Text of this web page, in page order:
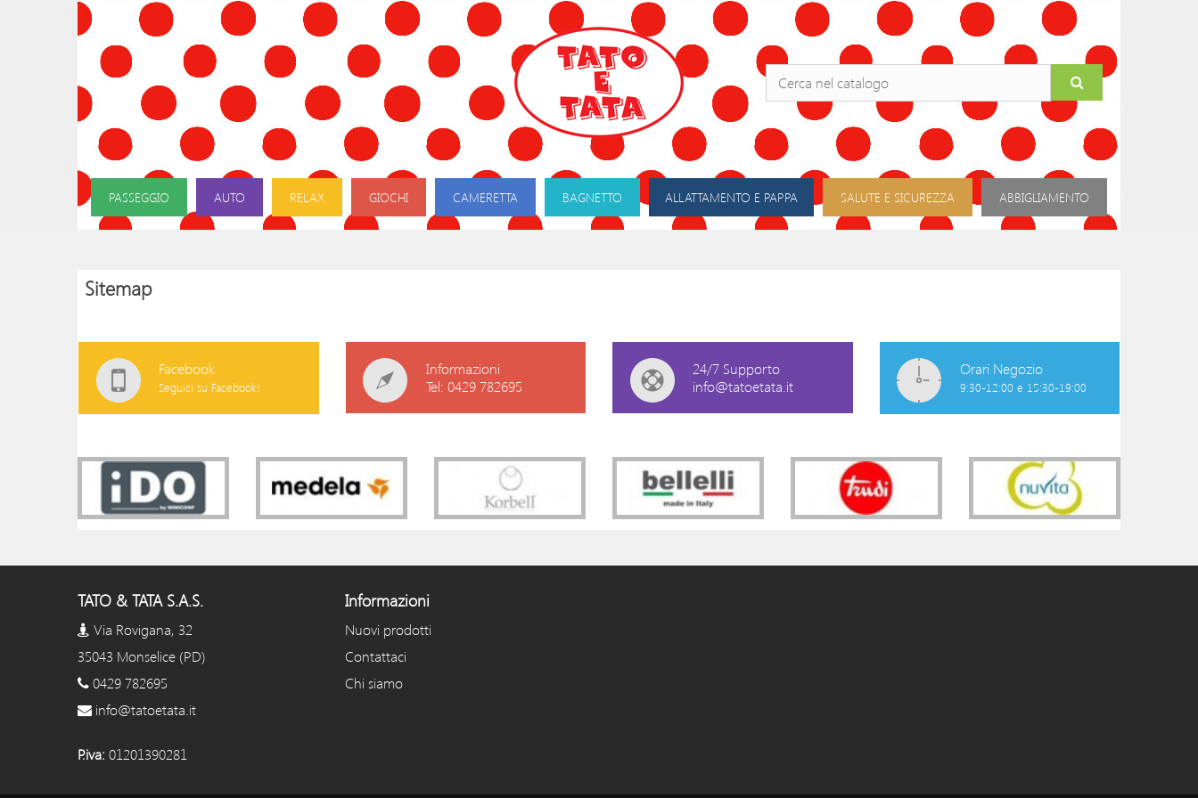
PASSEGGIO AUTO RELAX GIOCHI CAMERETTA BAGNETTO ALLATTAMENTO E PAPPA SALUTE E SICUREZZA ABBIGLIAMENTO
Sitemap
Facebook
Seguici su Facebook!
Informazioni
Tel: 0429 782695
24/7 Supporto
info@tatoetata.it
Orari Negozio
9:30-12:00 e 15:30-19:00
TATO & TATA S.A.S.
Via Rovigana, 32
35043 Monselice (PD)
0429 782695
info@tatoetata.it
P.iva: 01201390281
Informazioni
Nuovi prodotti
Contattaci
Chi siamo